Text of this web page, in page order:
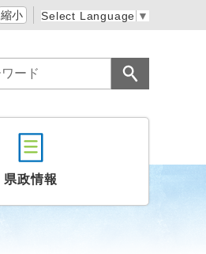
縮小 Select Language ▼
県政情報